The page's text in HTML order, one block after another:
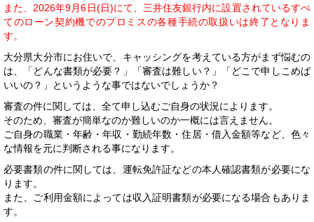
また、2026年9月6日(日)にて、三井住友銀行内に設置されているすべ
てのローン契約機でのプロミスの各種手続の取扱いは終了となりま
す。
大分県大分市にお住いで、キャッシングを考えている方がまず悩むの
は、「どんな書類が必要？」「審査は難しい？」「どこで申しこめば
いいの？」というような事ではないでしょうか？
審査の件に関しては、全て申し込むご自身の状況によります。
そのため、審査が簡単なのか難しいのか一概には言えません。
ご自身の職業・年齢・年収・勤続年数・住居・借入金額等など、色々
な情報を元に判断される事になります。
必要書類の件に関しては、運転免許証などの本人確認書類が必要にな
ります。
また、ご利用金額によっては収入証明書類が必要になる場合もありま
す。